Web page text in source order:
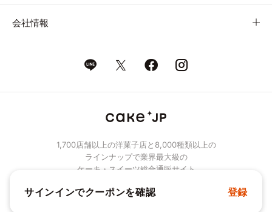
会社情報
1,700店舗以上の洋菓子店と8,000種類以上の
ラインナップで業界最大級の
ケーキ・スイーツ総合通販サイト
© Cake.jp Co., Ltd.
サインインでクーポンを確認 登録